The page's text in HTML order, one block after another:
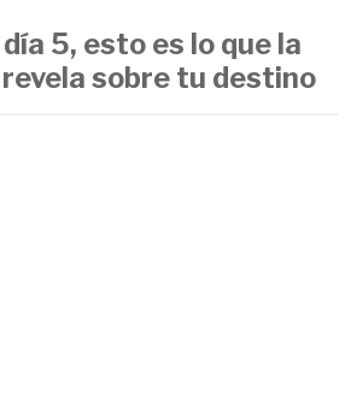
5, esto es lo que la
sobre tu destino